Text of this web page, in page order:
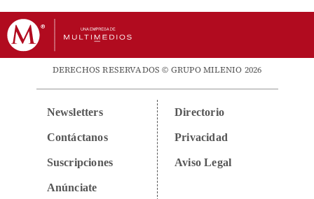
DERECHOS RESERVADOS © GRUPO MILENIO 2026
Newsletters
Contáctanos
Suscripciones
Anúnciate
Directorio
Privacidad
Aviso Legal